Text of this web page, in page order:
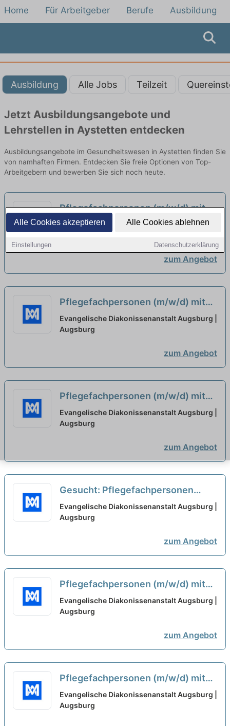
Alle Cookies akzeptieren Alle Cookies ablehnen
Einstellungen Datenschutzerklärung
Home Für Arbeitgeber Berufe Ausbildung
Ausbildung Alle Jobs Teilzeit
Jetzt Ausbildungsangebote und
Lehrstellen in Aystetten entdecken
Ausbildungsangebote im Gesundheitswesen in Aystetten finden Sie
von namhaften Firmen. Entdecken Sie freie Optionen von Top-
Arbeitgebern und bewerben Sie sich noch heute.
Pflegefachpersonen (m/w/d) mit
Ausbildung als Pflegefachkraft
oder Gesundheits- und
Krankenpfleger*in neu
Evangelische Diakonissenanstalt Augsburg |
Augsburg
zum Angebot
Pflegefachpersonen (m/w/d) mit
Ausbildung als Pflegefachkraft
oder Gesundheits- und
Evangelische Diakonissenanstalt Augsburg |
Augsburg
zum Angebot
Pflegefachpersonen (m/w/d) mit
Ausbildung als Pflegefachkraft
oder Gesundheits- und
Evangelische Diakonissenanstalt Augsburg |
Augsburg
zum Angebot
Gesucht: Pflegefachpersonen
(m/w/d) mit Ausbildung als
Pflegefachkraft oder Gesundheits-
Evangelische Diakonissenanstalt Augsburg |
Augsburg
zum Angebot
Pflegefachpersonen (m/w/d) mit
Ausbildung als Pflegefachkraft
oder Gesundheits- und
Diakonissenanstalt Augsburg neu
Evangelische Diakonissenanstalt Augsburg |
Augsburg
zum Angebot
Pflegefachpersonen (m/w/d) mit
Ausbildung als Pflegefachkraft
oder Gesundheits- und
Evangelische Diakonissenanstalt Augsburg |
Augsburg